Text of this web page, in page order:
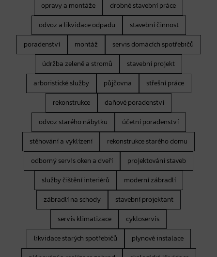
opravy a montáže
drobné stavební práce
odvoz a likvidace odpadu
stavební činnost
poradenství
montáž
servis domácích spotřebičů
údržba zeleně a stromů
stavební projekt
arboristické služby
půjčovna
střešní práce
rekonstrukce
daňové poradenství
odvoz starého nábytku
účetní poradenství
stěhování a vyklízení
rekonstrukce starého domu
odborný servis oken a dveří
projektování staveb
služby čištění interiérů
moderní zábradlí
zábradlí na schody
stavební projektant
servis klimatizace
cykloservis
likvidace starých spotřebičů
plynové instalace